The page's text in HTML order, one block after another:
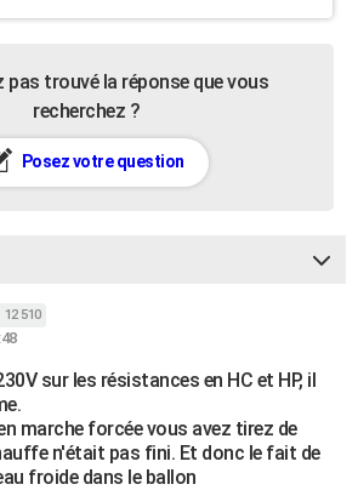
pas trouvé la réponse que vous
recherchez ?
Posez votre question
12 510
sur les résistances en HC et HP, il
marche forcée vous avez tirez de
n'était pas fini. Et donc le fait de
froide dans le ballon